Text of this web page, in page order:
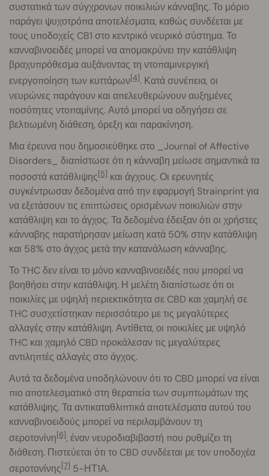
συστατικά των σύγχρονων ποικιλιών κάνναβης. Το μόριο
παράγει ψυχοτρόπα αποτελέσματα, καθώς συνδέεται με
τους υποδοχείς CB1 στο κεντρικό νευρικό σύστημα. Το
κανναβινοειδές μπορεί να απομακρύνει την κατάθλιψη
βραχυπρόθεσμα αυξάνοντας τη ντοπαμινεργική
ενεργοποίηση των κυττάρων[4]. Κατά συνέπεια, οι
νευρώνες παράγουν και απελευθερώνουν αυξημένες
ποσότητες ντοπαμίνης. Αυτό μπορεί να οδηγήσει σε
βελτιωμένη διάθεση, όρεξη και παρακίνηση.
Μια έρευνα που δημοσιεύθηκε στο _Journal of Affective
Disorders_ διαπίστωσε ότι η κάνναβη μείωσε σημαντικά τα
ποσοστά κατάθλιψης[5] και άγχους. Οι ερευνητές
συγκέντρωσαν δεδομένα από την εφαρμογή Strainprint για
να εξετάσουν τις επιπτώσεις ορισμένων ποικιλιών στην
κατάθλιψη και το άγχος. Τα δεδομένα έδειξαν ότι οι χρήστες
κάνναβης παρατήρησαν μείωση κατά 50% στην κατάθλιψη
και 58% στο άγχος μετά την κατανάλωση κάνναβης.
Το THC δεν είναι το μόνο κανναβινοειδές που μπορεί να
βοηθήσει στην κατάθλιψη. Η μελέτη διαπίστωσε ότι οι
ποικιλίες με υψηλή περιεκτικότητα σε CBD και χαμηλή σε
THC συσχετίστηκαν περισσότερο με τις μεγαλύτερες
αλλαγές στην κατάθλιψη. Αντίθετα, οι ποικιλίες με υψηλό
THC και χαμηλό CBD προκάλεσαν τις μεγαλύτερες
αντιληπτές αλλαγές στο άγχος.
Αυτά τα δεδομένα υποδηλώνουν ότι το CBD μπορεί να είναι
πιο αποτελεσματικό στη θεραπεία των συμπτωμάτων της
κατάθλιψης. Τα αντικαταθλιπτικά αποτελέσματα αυτού του
κανναβινοειδούς μπορεί να περιλαμβάνουν τη
σεροτονίνη[6], έναν νευροδιαβιβαστή που ρυθμίζει τη
διάθεση. Πιστεύεται ότι το CBD συνδέεται με τον υποδοχέα
σεροτονίνης[7] 5-ΗΤ1Α.